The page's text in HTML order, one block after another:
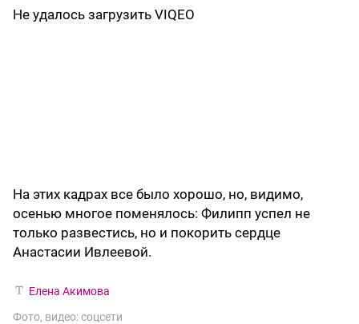
Не удалось загрузить VIQEO
На этих кадрах все было хорошо, но, видимо,
осенью многое поменялось: Филипп успел не
только развестись, но и покорить сердце
Анастасии Ивлеевой.
Елена Акимова
Фото, видео: соцсети